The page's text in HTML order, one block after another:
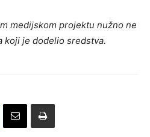
medijskom projektu nužno ne
koji je dodelio sredstva.